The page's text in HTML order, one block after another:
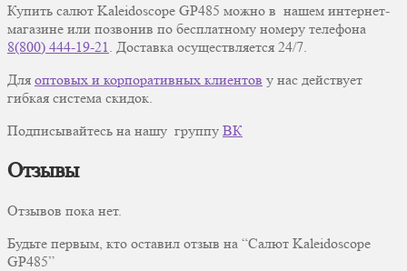
Купить салют Kaleidoscope GP485 можно в нашем интернет-
магазине или позвонив по бесплатному номеру телефона
8(800) 444-19-21. Доставка осуществляется 24/7.
Для оптовых и корпоративных клиентов у нас действует
гибкая система скидок.
Подписывайтесь на нашу группу ВК
Отзывы
Отзывов пока нет.
Будьте первым, кто оставил отзыв на “Салют Kaleidoscope
GP485”